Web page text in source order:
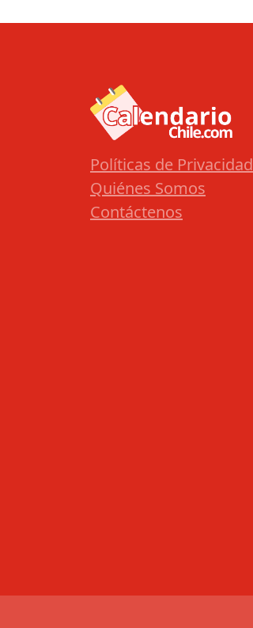
Políticas de Privacidad
Quiénes Somos
Contáctenos